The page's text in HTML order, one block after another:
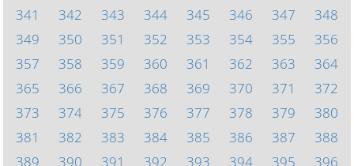
341
342 343 344 345 346 347
348
349
350 351 352 353 354 355
356
357
358 359 360 361 362 363
364
365
366 367 368 369 370 371
372
373
374 375 376 377 378 379
380
381
382 383 384 385 386 387
388
389
390 391 392 393 394 395 396